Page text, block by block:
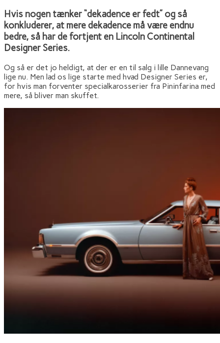
Hvis nogen tænker “dekadence er fedt” og så
konkluderer, at mere dekadence må være endnu
bedre, så har de fortjent en Lincoln Continental
Designer Series.
Og så er det jo heldigt, at der er en til salg i lille Dannevang
lige nu. Men lad os lige starte med hvad Designer Series er,
for hvis man forventer specialkarosserier fra Pininfarina med
mere, så bliver man skuffet.